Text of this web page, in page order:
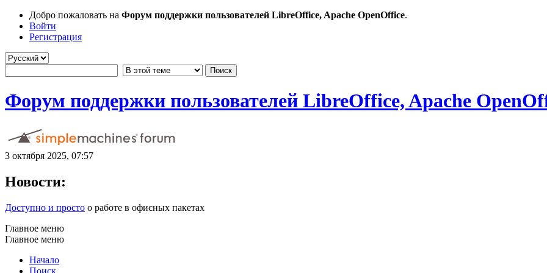
Добро пожаловать на Форум поддержки пользователей LibreOffice, Apache OpenOffice.
Войти
Регистрация
Форум поддержки пользователей LibreOffice, Apache
3 октября 2025, 07:57
Новости:
Доступно и просто о работе в офисных пакетах
Главное меню
Главное меню
Начало
Поиск